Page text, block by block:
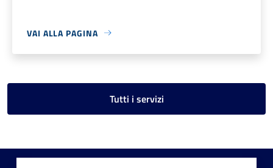
VAI ALLA PAGINA
Tutti i servizi